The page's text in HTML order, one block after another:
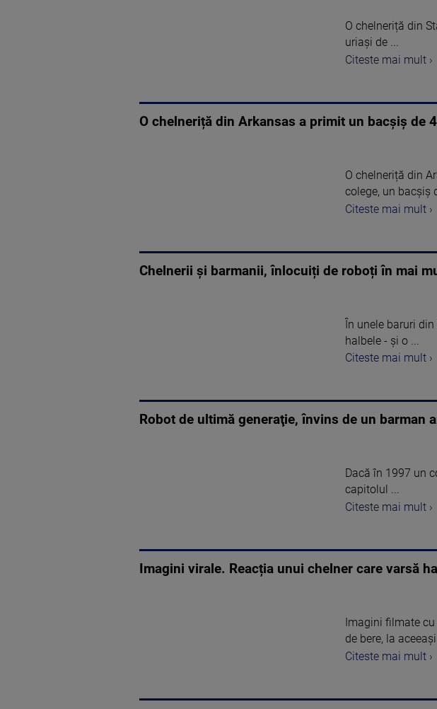
O chelneriță din
uriași de ...
Citeste mai mult ›
O chelneriță din Arkansas a primit un bacșiș de
O chelneriță din
colege, un bacșiș
Citeste mai mult ›
Chelnerii și barmanii, înlocuiți de roboți în mai
În unele baruri
halbele - și o ...
Citeste mai mult ›
Robot de ultimă generaţie, învins de un barman
Dacă în 1997 un
capitolul ...
Citeste mai mult ›
Imagini virale. Reacția unui chelner care varsă
Imagini filmate cu
de bere, la
Citeste mai mult ›